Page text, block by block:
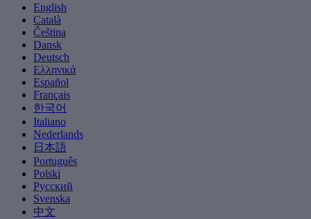
English
Català
Čeština
Dansk
Deutsch
Ελληνικά
Español
Français
한국어
Italiano
Nederlands
日本語
Português
Polski
Русский
Svenska
中文